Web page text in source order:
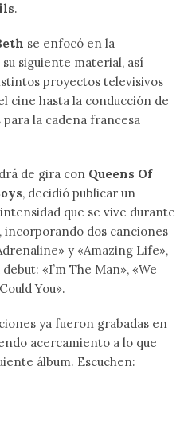
.
se enfocó en la
siguiente material, así
proyectos televisivos
cine hasta la conducción de
la cadena francesa
de gira con Queens Of
, decidió publicar un
que se vive durante
incorporando dos canciones
y «Amazing Life»,
«I’m The Man», «We
You».
ya fueron grabadas en
acercamiento a lo que
álbum. Escuchen: